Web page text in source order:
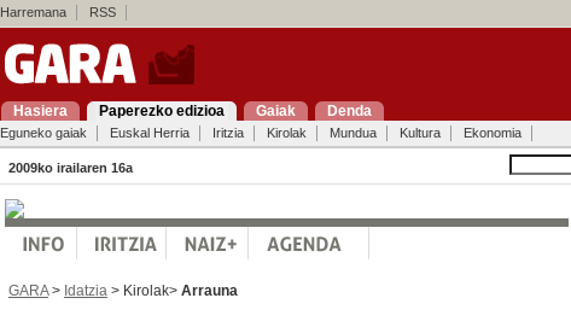
Harremana RSS
Hasiera Paperezko edizioa Gaiak Denda
Eguneko gaiak Euskal Herria Iritzia Kirolak Mundua Kultura Ekonomia
2009ko irailaren 16a
GARA> Idatzia > Kirolak> Arrauna